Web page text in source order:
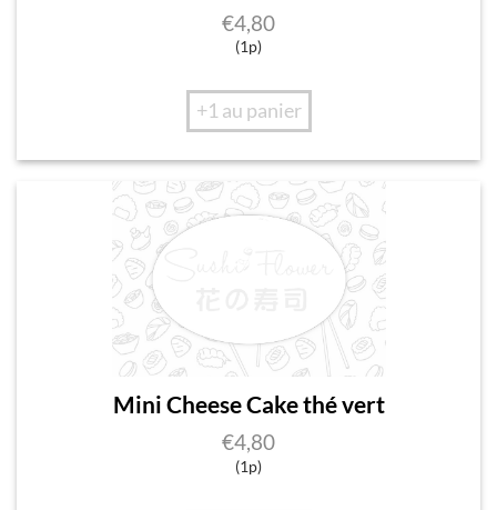
€4,80
(1p)
+1 au panier
Mini Cheese Cake thé vert
€4,80
(1p)